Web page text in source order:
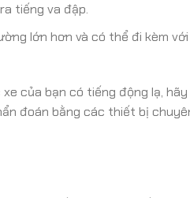
tiếng va đập.
lớn hơn và có thể đi kèm
của bạn có tiếng động lạ,
đoán bằng các thiết bị